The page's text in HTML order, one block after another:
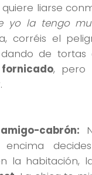
liarse
yo la tengo
corréis el
de
, pero
cabrón:
la habitación,